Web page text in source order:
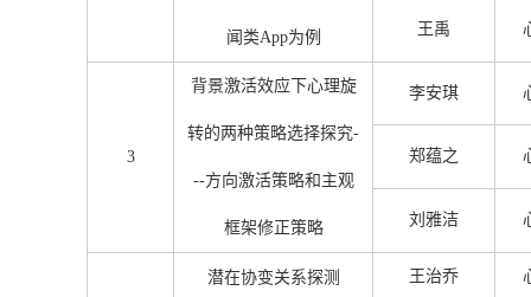
闻类App为例 王禹
3
背景激活效应下心理旋
转的两种策略选择探究-
--方向激活策略和主观
框架修正策略
李安琪
郑蕴之
刘雅洁
潜在协变关系探测 王治乔